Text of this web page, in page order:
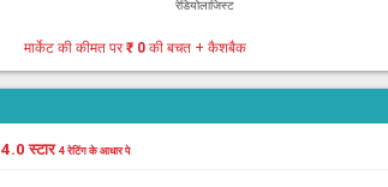
रेडियोलाजिस्ट
मार्केट की कीमत पर₹ 0 की बचत + कैशबैक
4.0 स्टार4 रेटिंग के आधार पे